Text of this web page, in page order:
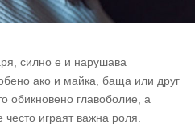
силно е и нарушава
ако и майка, баща или друг
обикновено главоболие, а
играят важна роля.